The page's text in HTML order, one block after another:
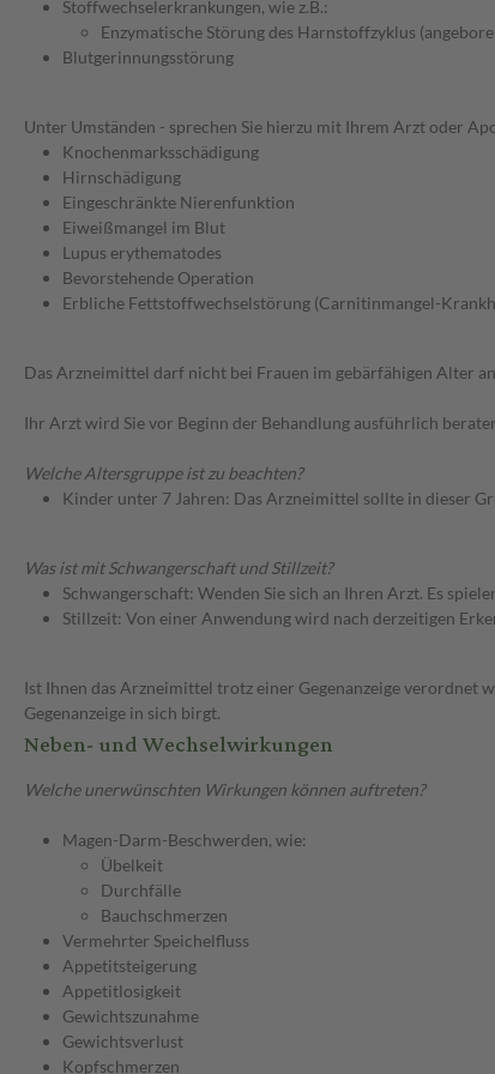
Stoffwechselerkrankungen, wie z.B.:
Enzymatische Störung des Harnstoffzyklus
Blutgerinnungsstörung
Unter Umständen - sprechen Sie hierzu mit Ihrem Arzt oder
Knochenmarksschädigung
Hirnschädigung
Eingeschränkte Nierenfunktion
Eiweißmangel im Blut
Lupus erythematodes
Bevorstehende Operation
Erbliche Fettstoffwechselstörung (Carnitinmangel-
Das Arzneimittel darf nicht bei Frauen im gebärfähigen Alter
Ihr Arzt wird Sie vor Beginn der Behandlung ausführlich
Welche Altersgruppe ist zu beachten?
Kinder unter 7 Jahren: Das Arzneimittel sollte in dieser
Was ist mit Schwangerschaft und Stillzeit?
Schwangerschaft: Wenden Sie sich an Ihren Arzt. Es
Stillzeit: Von einer Anwendung wird nach derzeitigen
Ist Ihnen das Arzneimittel trotz einer Gegenanzeige verordnet
Gegenanzeige in sich birgt.
Neben- und Wechselwirkungen
Welche unerwünschten Wirkungen können auftreten?
Magen-Darm-Beschwerden, wie:
Übelkeit
Durchfälle
Bauchschmerzen
Vermehrter Speichelfluss
Appetitsteigerung
Appetitlosigkeit
Gewichtszunahme
Gewichtsverlust
Kopfschmerzen